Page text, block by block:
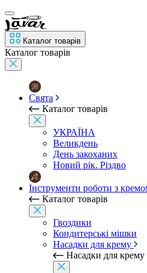
Каталог товарів
Каталог товарів
Свята
Каталог товарів
УКРАЇНА
Великдень
День закоханих
Новий рік. Різдво
Інструменти роботи з
Каталог товарів
Гвоздики
Кондитерські мішки
Насадки для крему
Насадки для крему